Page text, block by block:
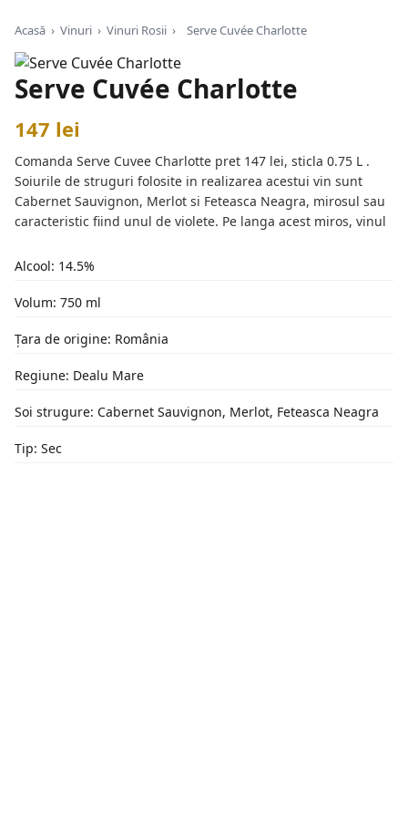
Acasă › Vinuri › Vinuri Rosii › Serve Cuvée Charlotte
Serve Cuvée Charlotte
147 lei
Comanda Serve Cuvee Charlotte pret 147 lei, sticla 0.75 L .
Soiurile de struguri folosite in realizarea acestui vin sunt
Cabernet Sauvignon, Merlot si Feteasca Neagra, mirosul sau
caracteristic fiind unul de violete. Pe langa acest miros, vinul
Alcool: 14.5%
Volum: 750 ml
Țara de origine: România
Regiune: Dealu Mare
Soi strugure: Cabernet Sauvignon, Merlot, Feteasca Neagra
Tip: Sec